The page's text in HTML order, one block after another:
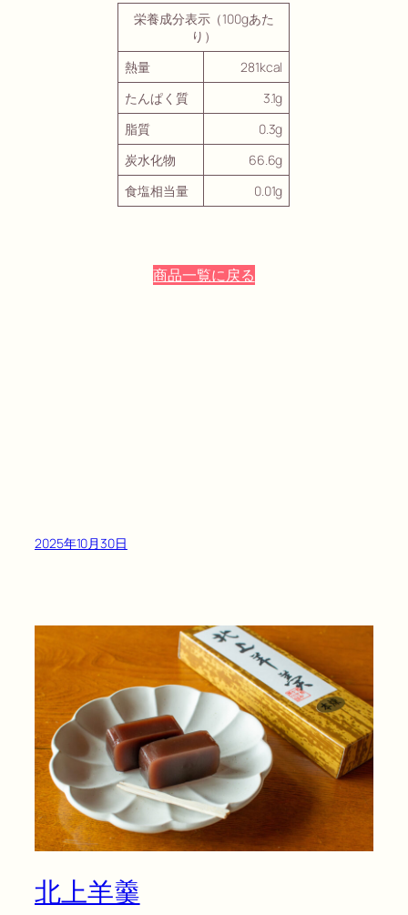
栄養成分表示（100gあた
り）
熱量
281kcal
たんぱく質
3.1g
脂質
0.3g
炭水化物
66.6g
食塩相当量
0.01g
商品一覧に戻る
2025年10月30日
北上羊羹